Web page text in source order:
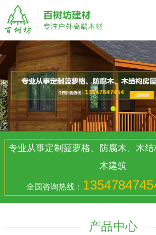
专业从事定制菠萝格、防腐木、木
木建筑
全国咨询热线：
产品中心